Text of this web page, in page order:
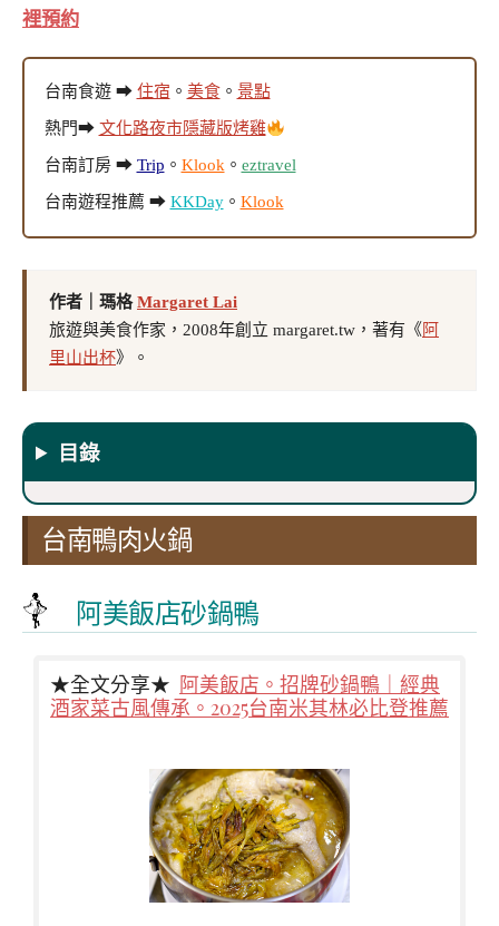
裡預約
台南食遊 ➡ 住宿 。 美食。 景點
熱門➡ 文化路夜市隱藏版烤雞
台南訂房 ➡ Trip 。 Klook。 eztravel
台南遊程推薦 ➡ KKDay。 Klook
作者｜瑪格Margaret Lai
旅遊與美食作家，2008年創立 margaret.tw，著有《阿
里山出杯》。
目錄
台南鴨肉火鍋
阿美飯店砂鍋鴨
★全文分享★ 阿美飯店。招牌砂鍋鴨｜經典
酒家菜古風傳承。2025台南米其林必比登推薦